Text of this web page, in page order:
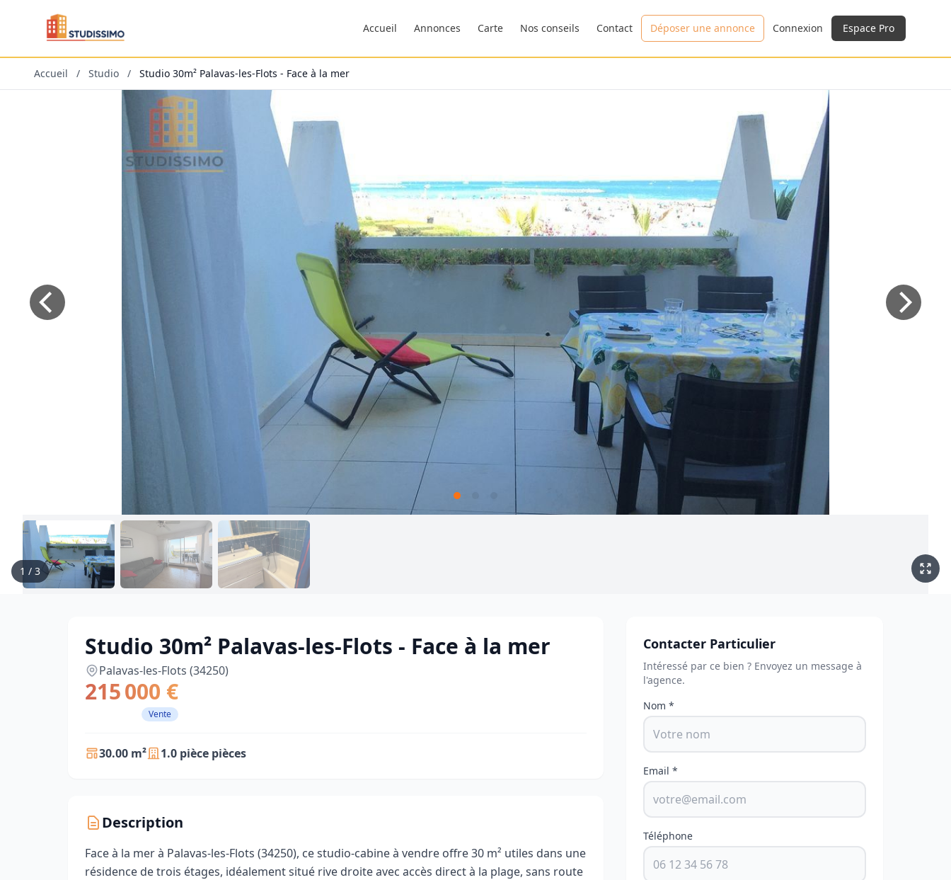
Accueil Annonces Carte Nos conseils Contact Déposer une annonce Connexion Espace Pro
Accueil / Studio / Studio 30m² Palavas-les-Flots - Face à la mer
1 / 3
Studio 30m² Palavas-les-Flots - Face à la mer
Palavas-les-Flots (34250)
215 000 €
Vente
30.00 m² 1.0 pièce pièces
Description
Face à la mer à Palavas-les-Flots (34250), ce studio-cabine à vendre offre 30 m² utiles dans une
résidence de trois étages, idéalement situé rive droite avec accès direct à la plage, sans route
Contacter Particulier
Intéressé par ce bien ? Envoyez un message à
l'agence.
Nom *
Email *
Téléphone